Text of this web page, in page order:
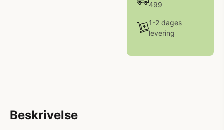
499
1-2 dages
levering
Beskrivelse